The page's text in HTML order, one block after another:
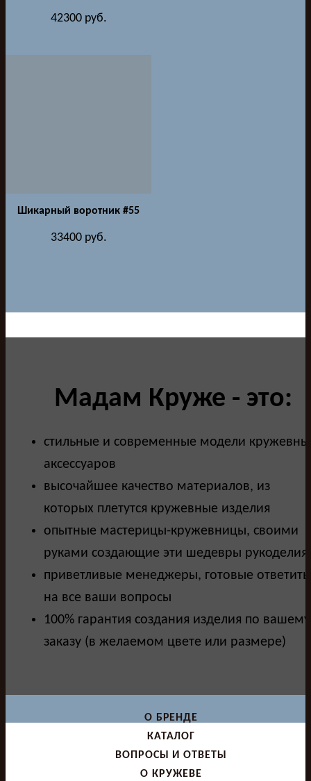
42300руб.
Шикарный воротник #55
33400руб.
Мадам Круже - это:
стильные и современные модели
аксессуаров
высочайшее качество материалов, из
которых плетутся кружевные изделия
опытные мастерицы-кружевницы, своими
руками создающие эти шедевры рукоделия
приветливые менеджеры, готовые ответить
на все ваши вопросы
100% гарантия создания изделия по вашему
заказу (в желаемом цвете или размере)
О БРЕНДЕ
КАТАЛОГ
ВОПРОСЫ И ОТВЕТЫ
О КРУЖЕВЕ